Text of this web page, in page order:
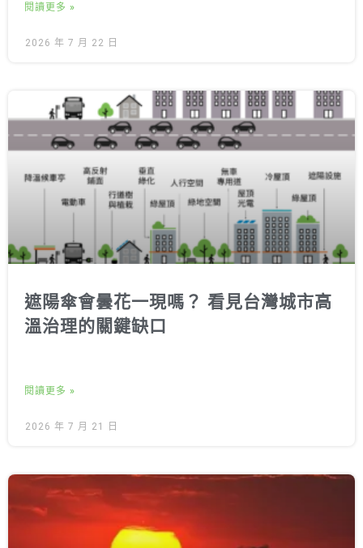
閱讀更多 »
2026 年 7 月 22 日
遮陽傘會曇花一現嗎？ 看見台灣城市高
溫治理的關鍵缺口
閱讀更多 »
2026 年 7 月 21 日